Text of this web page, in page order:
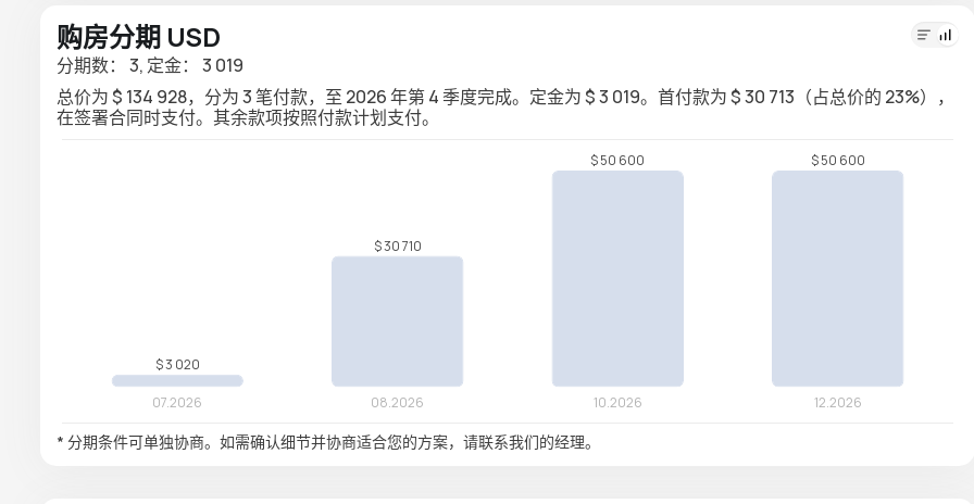
购房分期 USD
分期数： 3, 定金： 3 019
总价为 $ 134 928，分为 3 笔付款，至 2026 年第 4 季度完成。定金为 $ 3 019。首付款为 $ 30 713（占总价的 23%），
在签署合同时支付。其余款项按照付款计划支付。
* 分期条件可单独协商。如需确认细节并协商适合您的方案，请联系我们的经理。